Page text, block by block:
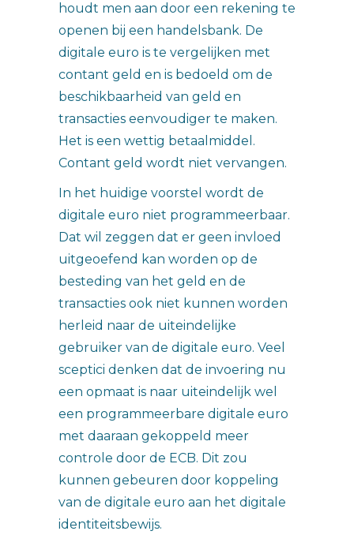
houdt men aan door een rekening te
openen bij een handelsbank. De
digitale euro is te vergelijken met
contant geld en is bedoeld om de
beschikbaarheid van geld en
transacties eenvoudiger te maken.
Het is een wettig betaalmiddel.
Contant geld wordt niet vervangen.
In het huidige voorstel wordt de
digitale euro niet programmeerbaar.
Dat wil zeggen dat er geen invloed
uitgeoefend kan worden op de
besteding van het geld en de
transacties ook niet kunnen worden
herleid naar de uiteindelijke
gebruiker van de digitale euro. Veel
sceptici denken dat de invoering nu
een opmaat is naar uiteindelijk wel
een programmeerbare digitale euro
met daaraan gekoppeld meer
controle door de ECB. Dit zou
kunnen gebeuren door koppeling
van de digitale euro aan het digitale
identiteitsbewijs.